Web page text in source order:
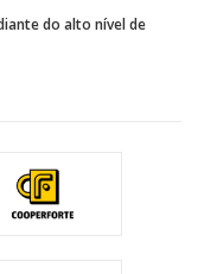
do alto nível de